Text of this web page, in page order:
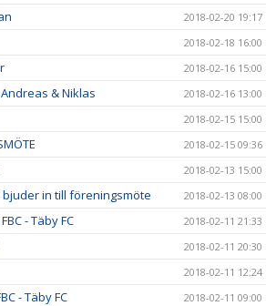
2018-02-20 19:17
2018-02-18 16:00
2018-02-16 15:00
& Niklas 2018-02-16 13:00
2018-02-15 15:00
2018-02-15 09:36
2018-02-13 15:00
bjuder in till föreningsmöte 2018-02-13 08:00
- Täby FC 2018-02-11 21:33
2018-02-11 20:30
2018-02-11 12:24
- Täby FC 2018-02-11 09:00